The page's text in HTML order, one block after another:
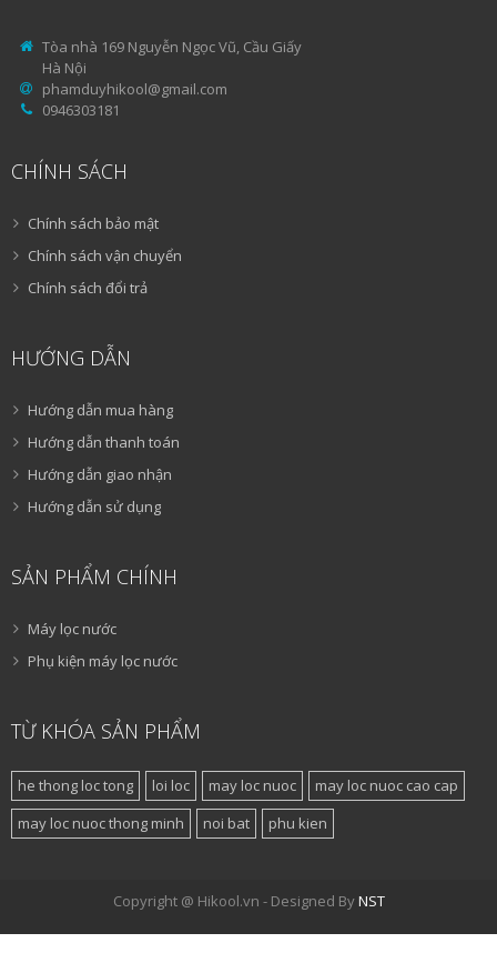
Tòa nhà 169 Nguyễn Ngọc Vũ, Cầu Giấy
Hà Nội
phamduyhikool@gmail.com
0946303181
CHÍNH SÁCH
Chính sách bảo mật
Chính sách vận chuyển
Chính sách đổi trả
HƯỚNG DẪN
Hướng dẫn mua hàng
Hướng dẫn thanh toán
Hướng dẫn giao nhận
Hướng dẫn sử dụng
SẢN PHẨM CHÍNH
Máy lọc nước
Phụ kiện máy lọc nước
TỪ KHÓA SẢN PHẨM
he thong loc tong loi loc may loc nuoc
may loc nuoc cao cap
may loc nuoc thong minh
noi bat phu kien
Copyright @ Hikool.vn - Designed ByNST